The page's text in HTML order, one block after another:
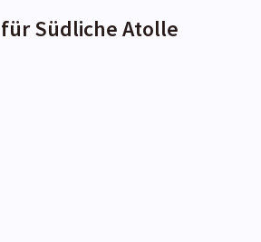
Südliche Atolle